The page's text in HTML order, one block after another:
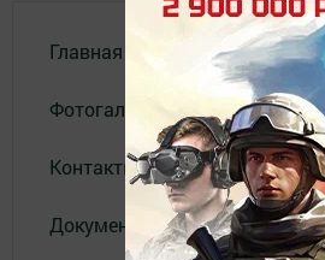
Главная
Фотогалереи
Контакты
Документы